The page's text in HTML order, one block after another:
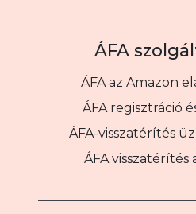
ÁFA
ÁFA az Amazon
ÁFA regisztráció
ÁFA-visszatérítés
ÁFA visszatérítés